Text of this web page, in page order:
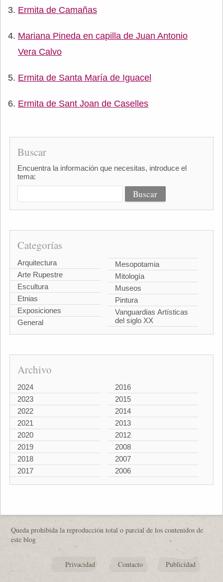
Ermita de Camañas
Mariana Pineda en capilla de Juan Antonio
Vera Calvo
Ermita de Santa María de Iguacel
Ermita de Sant Joan de Caselles
Buscar
Encuentra la información que necesitas, introduce el
tema:
Categorías
Arquitectura
Arte Rupestre
Escultura
Etnias
Exposiciones
General
Mesopotamia
Mitología
Museos
Pintura
Vanguardias Artísticas
del siglo XX
Archivo
2024
2023
2022
2021
2020
2019
2018
2017
2016
2015
2014
2013
2012
2008
2007
2006
Queda prohibida la reproducción total o parcial de los contenidos de
este blog
Privacidad Contacto Publicidad